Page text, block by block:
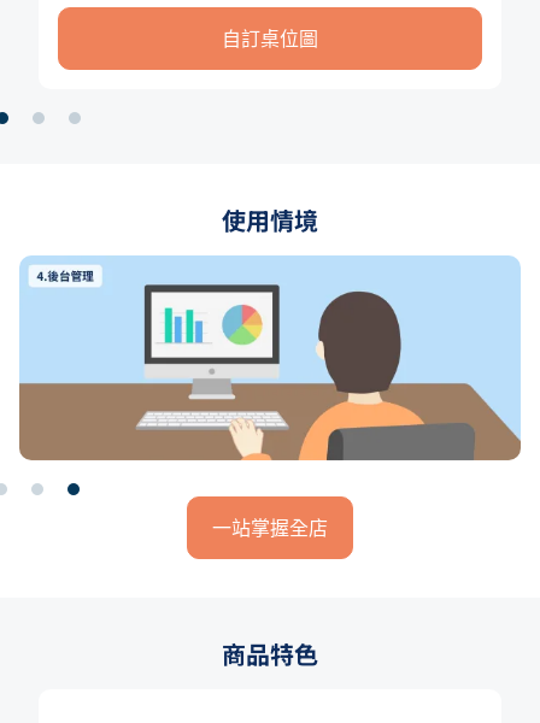
自助線上點
使用情境
一站掌握全店
商品特色